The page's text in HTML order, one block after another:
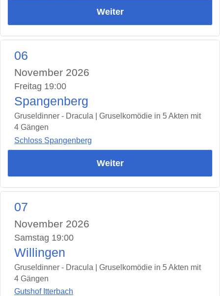
Weiter
06
November 2026
Freitag 19:00
Spangenberg
Gruseldinner - Dracula | Gruselkomödie in 5 Akten mit
4 Gängen
Schloss Spangenberg
Weiter
07
November 2026
Samstag 19:00
Willingen
Gruseldinner - Dracula | Gruselkomödie in 5 Akten mit
4 Gängen
Gutshof Itterbach